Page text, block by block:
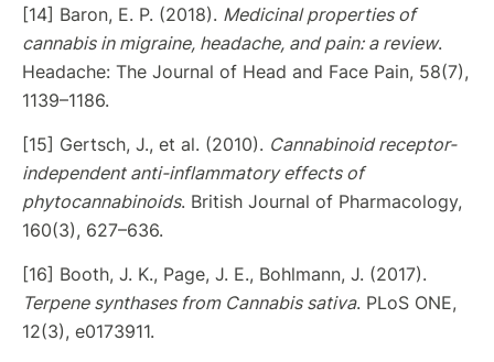
[14] Baron, E. P. (2018). Medicinal properties of
cannabis in migraine, headache, and pain: a review.
Headache: The Journal of Head and Face Pain, 58(7),
1139–1186.
[15] Gertsch, J., et al. (2010). Cannabinoid receptor-
independent anti-inflammatory effects of
phytocannabinoids. British Journal of Pharmacology,
160(3), 627–636.
[16] Booth, J. K., Page, J. E., Bohlmann, J. (2017).
Terpene synthases from Cannabis sativa. PLoS ONE,
12(3), e0173911.